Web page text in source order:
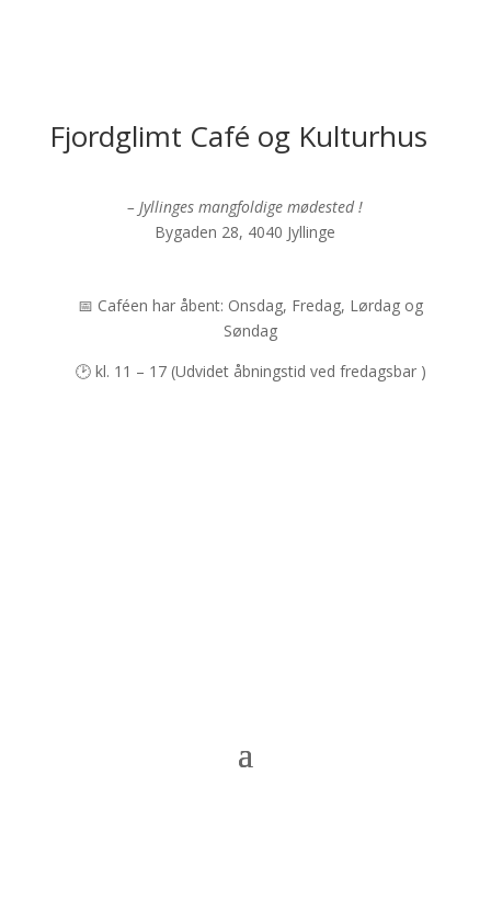
Fjordglimt Café og Kulturhus
– Jyllinges mangfoldige mødested !
Bygaden 28, 4040 Jyllinge
📅 Caféen har åbent: Onsdag, Fredag, Lørdag og
Søndag
🕑 kl. 11 – 17 (Udvidet åbningstid ved fredagsbar )